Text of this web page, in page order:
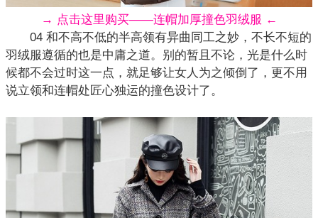
→ 点击这里购买——连帽加厚撞色羽绒服 ←
04 和不高不低的半高领有异曲同工之妙，不长不短的
羽绒服遵循的也是中庸之道。别的暂且不论，光是什么时
候都不会过时这一点，就足够让女人为之倾倒了，更不用
说立领和连帽处匠心独运的撞色设计了。